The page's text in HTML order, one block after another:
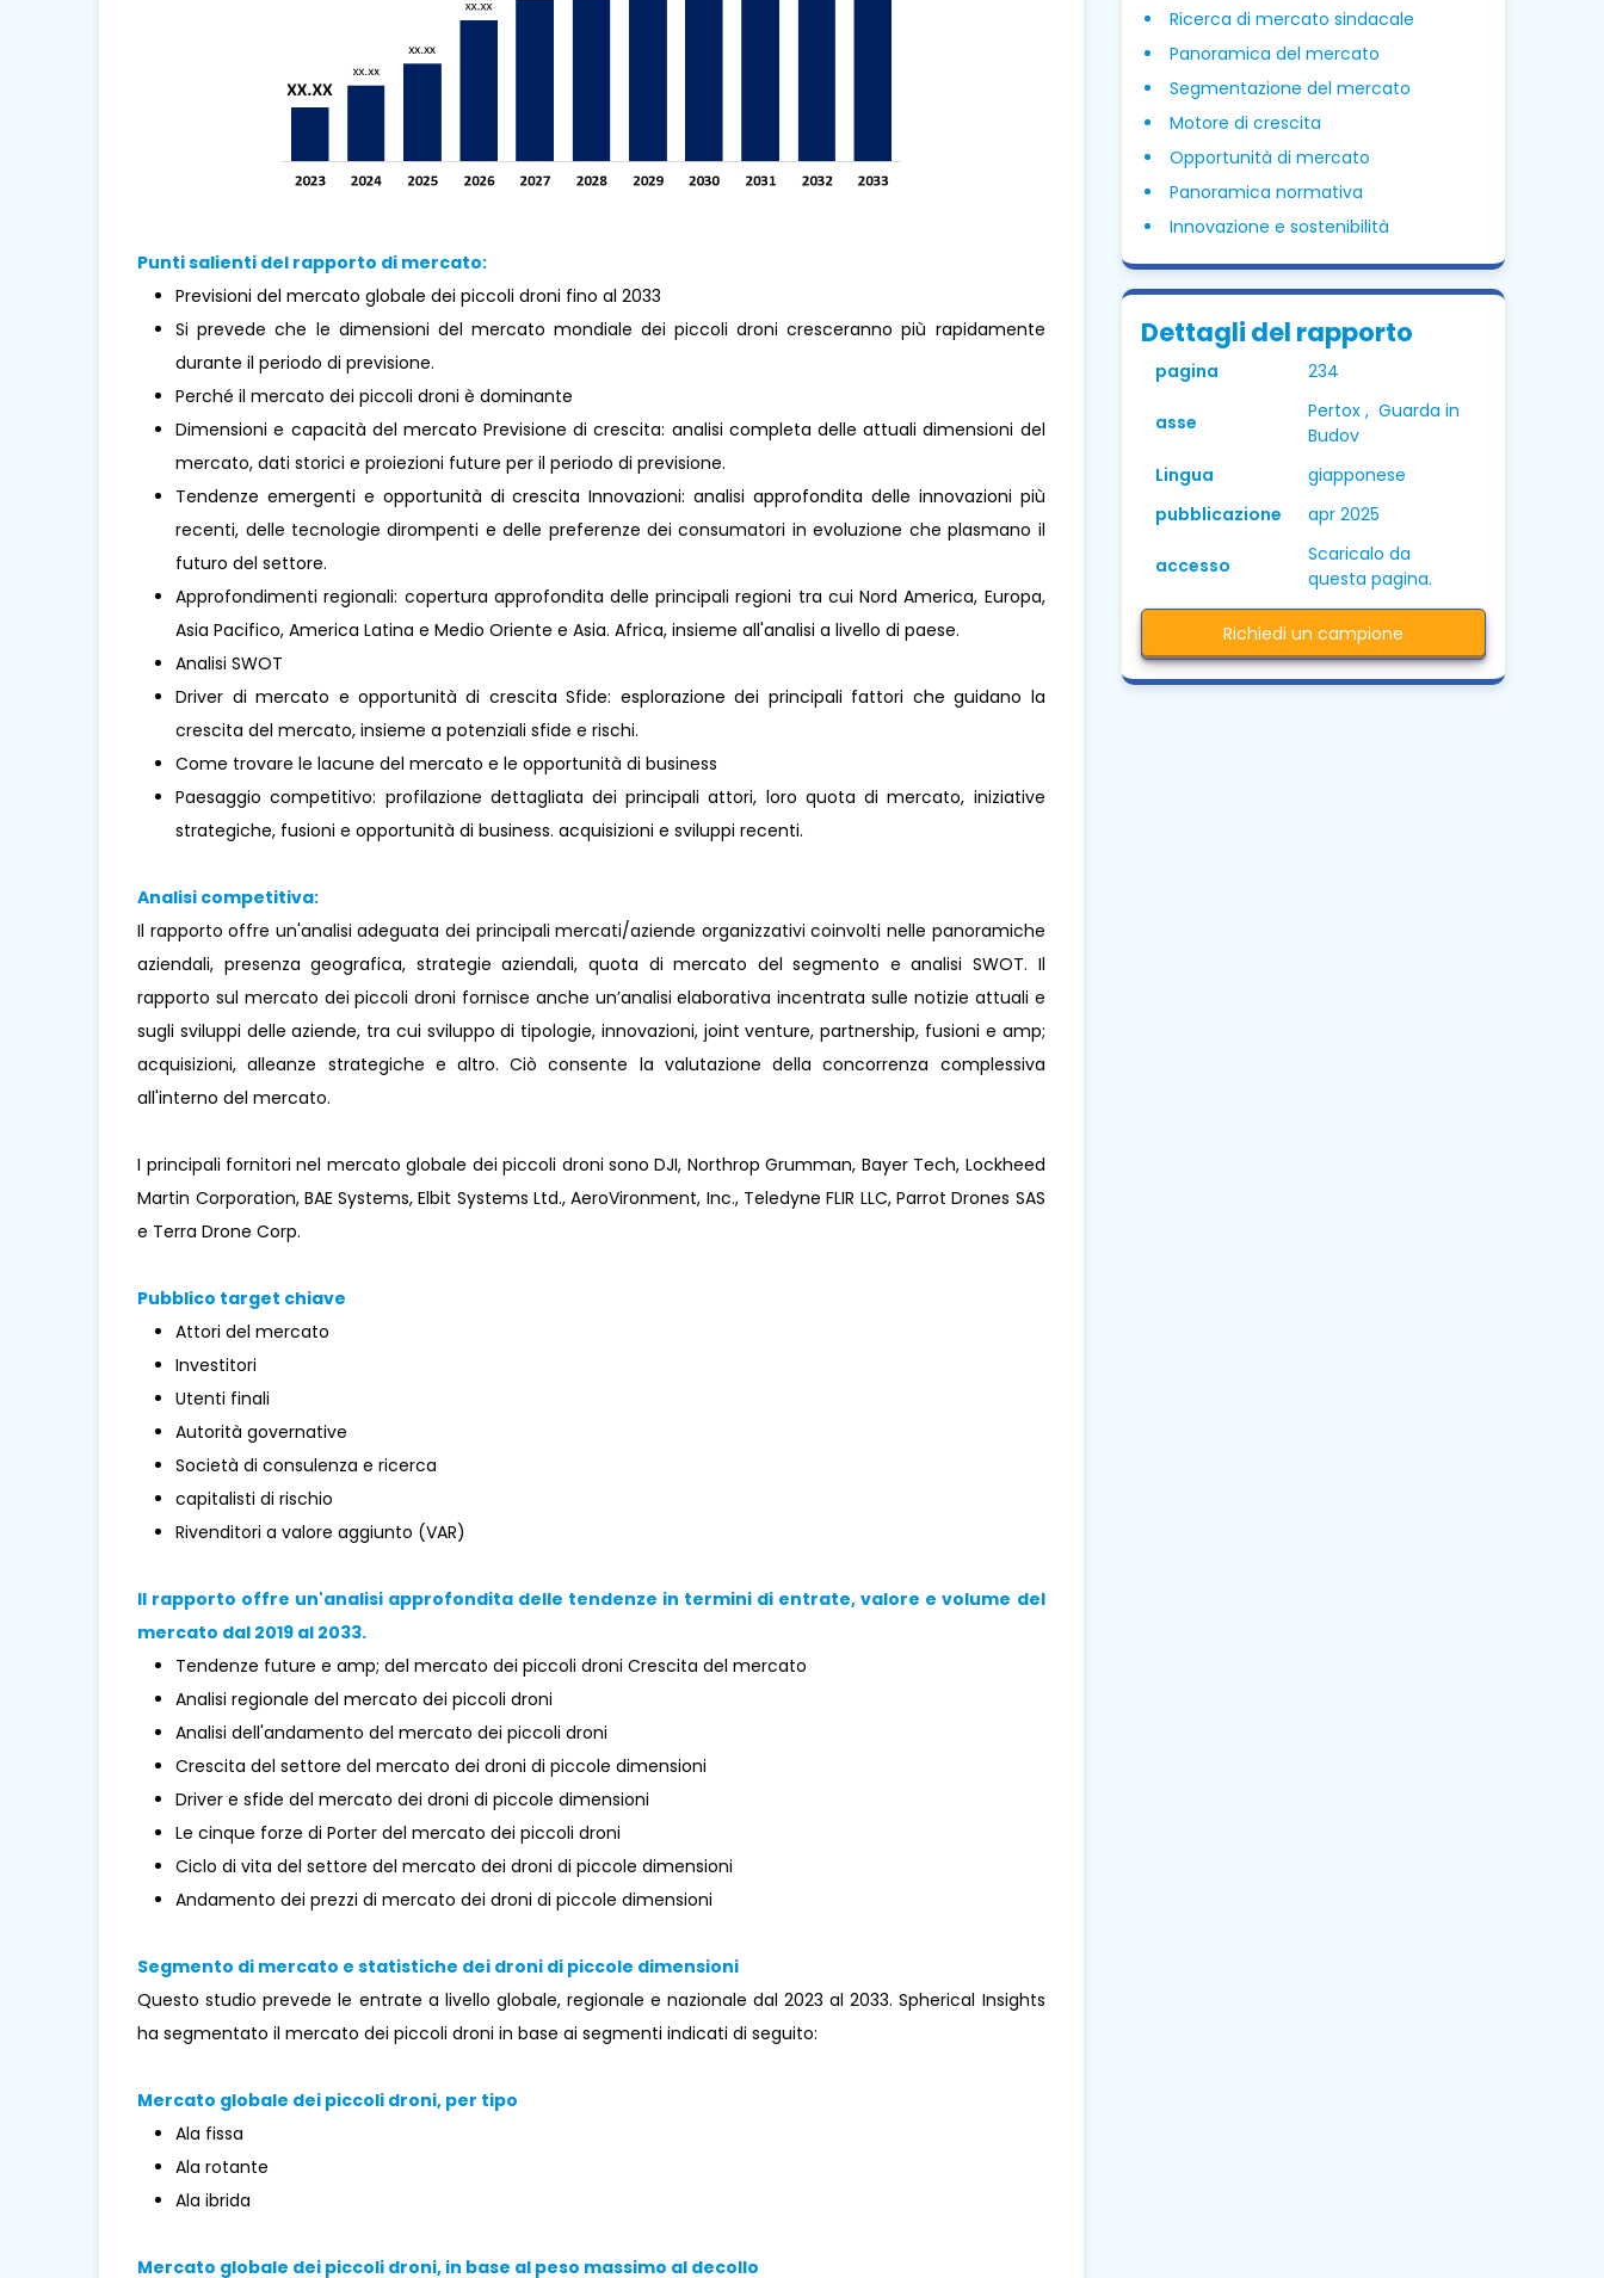
Punti salienti del rapporto di mercato:
Previsioni del mercato globale dei piccoli droni fino al 2033
Si prevede che le dimensioni del mercato mondiale dei piccoli droni cresceranno più rapidamente
durante il periodo di previsione.
Perché il mercato dei piccoli droni è dominante
Dimensioni e capacità del mercato Previsione di crescita: analisi completa delle attuali dimensioni del
mercato, dati storici e proiezioni future per il periodo di previsione.
Tendenze emergenti e opportunità di crescita Innovazioni: analisi approfondita delle innovazioni più
recenti, delle tecnologie dirompenti e delle preferenze dei consumatori in evoluzione che plasmano il
futuro del settore.
Approfondimenti regionali: copertura approfondita delle principali regioni tra cui Nord America, Europa,
Asia Pacifico, America Latina e Medio Oriente e Asia. Africa, insieme all'analisi a livello di paese.
Analisi SWOT
Driver di mercato e opportunità di crescita Sfide: esplorazione dei principali fattori che guidano la
crescita del mercato, insieme a potenziali sfide e rischi.
Come trovare le lacune del mercato e le opportunità di business
Paesaggio competitivo: profilazione dettagliata dei principali attori, loro quota di mercato, iniziative
strategiche, fusioni e opportunità di business. acquisizioni e sviluppi recenti.
Analisi competitiva:
Il rapporto offre un'analisi adeguata dei principali mercati/aziende organizzativi coinvolti nelle panoramiche
aziendali, presenza geografica, strategie aziendali, quota di mercato del segmento e analisi SWOT. Il
rapporto sul mercato dei piccoli droni fornisce anche un’analisi elaborativa incentrata sulle notizie attuali e
sugli sviluppi delle aziende, tra cui sviluppo di tipologie, innovazioni, joint venture, partnership, fusioni e amp;
acquisizioni, alleanze strategiche e altro. Ciò consente la valutazione della concorrenza complessiva
all'interno del mercato.
I principali fornitori nel mercato globale dei piccoli droni sono DJI, Northrop Grumman, Bayer Tech, Lockheed
Martin Corporation, BAE Systems, Elbit Systems Ltd., AeroVironment, Inc., Teledyne FLIR LLC, Parrot Drones SAS
e Terra Drone Corp.
Pubblico target chiave
Attori del mercato
Investitori
Utenti finali
Autorità governative
Società di consulenza e ricerca
capitalisti di rischio
Rivenditori a valore aggiunto (VAR)
Il rapporto offre un'analisi approfondita delle tendenze in termini di entrate, valore e volume del
mercato dal 2019 al 2033.
Tendenze future e amp; del mercato dei piccoli droni Crescita del mercato
Analisi regionale del mercato dei piccoli droni
Analisi dell'andamento del mercato dei piccoli droni
Crescita del settore del mercato dei droni di piccole dimensioni
Driver e sfide del mercato dei droni di piccole dimensioni
Le cinque forze di Porter del mercato dei piccoli droni
Ciclo di vita del settore del mercato dei droni di piccole dimensioni
Andamento dei prezzi di mercato dei droni di piccole dimensioni
Segmento di mercato e statistiche dei droni di piccole dimensioni
Questo studio prevede le entrate a livello globale, regionale e nazionale dal 2023 al 2033. Spherical Insights
ha segmentato il mercato dei piccoli droni in base ai segmenti indicati di seguito:
Mercato globale dei piccoli droni, per tipo
Ala fissa
Ala rotante
Ala ibrida
Mercato globale dei piccoli droni, in base al peso massimo al decollo
Ricerca di mercato sindacale
Panoramica del mercato
Segmentazione del mercato
Motore di crescita
Opportunità di mercato
Panoramica normativa
Innovazione e sostenibilità
Dettagli del rapporto
pagina 234
asse
Pertox , Guarda in
Budov
Lingua
giapponese
pubblicazione
apr 2025
accesso
Scaricalo da
questa pagina.
Richiedi un campione